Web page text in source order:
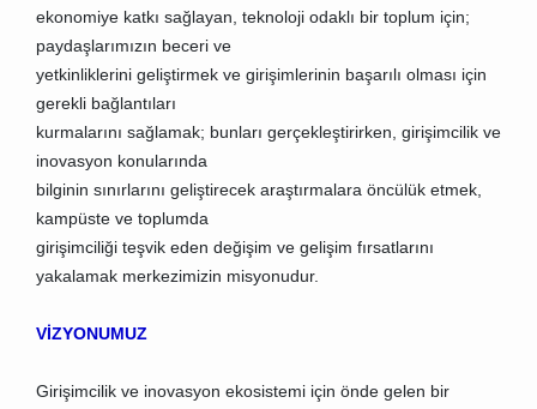
ekonomiye katkı sağlayan, teknoloji odaklı bir toplum için;
paydaşlarımızın beceri ve
yetkinliklerini geliştirmek ve girişimlerinin başarılı olması için
gerekli bağlantıları
kurmalarını sağlamak; bunları gerçekleştirirken, girişimcilik ve
inovasyon konularında
bilginin sınırlarını geliştirecek araştırmalara öncülük etmek,
kampüste ve toplumda
girişimciliği teşvik eden değişim ve gelişim fırsatlarını
yakalamak merkezimizin misyonudur.
VİZYONUMUZ
Girişimcilik ve inovasyon ekosistemi için önde gelen bir